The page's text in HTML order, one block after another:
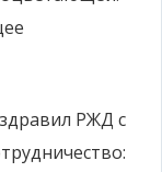
РЖД с